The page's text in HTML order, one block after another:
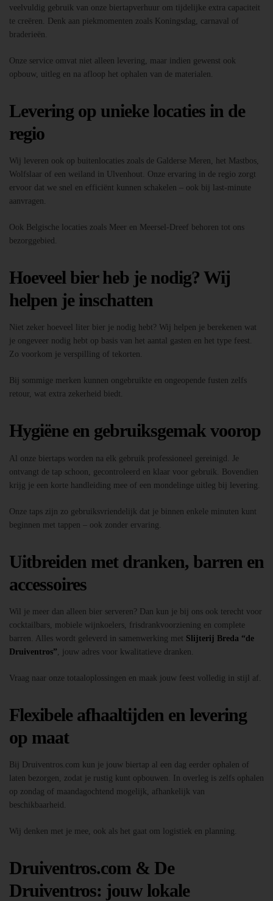
veelvuldig gebruik van onze biertapverhuur om tijdelijke extra capaciteit
te creëren. Denk aan piekmomenten zoals Koningsdag, carnaval of
braderieën.
Onze service omvat niet alleen levering, maar indien gewenst ook
opbouw, uitleg en na afloop het ophalen van de materialen.
Levering op unieke locaties in de
regio
Wij leveren ook op buitenlocaties zoals de Galderse Meren, het Mastbos,
Wolfslaar of een weiland in Ulvenhout. Onze ervaring in de regio zorgt
ervoor dat we snel en efficiënt kunnen schakelen – ook bij last-minute
aanvragen.
Ook Belgische locaties zoals Meer en Meersel-Dreef behoren tot ons
bezorggebied.
Hoeveel bier heb je nodig? Wij
helpen je inschatten
Niet zeker hoeveel liter bier je nodig hebt? Wij helpen je berekenen wat
je ongeveer nodig hebt op basis van het aantal gasten en het type feest.
Zo voorkom je verspilling of tekorten.
Bij sommige merken kunnen ongebruikte en ongeopende fusten zelfs
retour, wat extra zekerheid biedt.
Hygiëne en gebruiksgemak voorop
Al onze biertaps worden na elk gebruik professioneel gereinigd. Je
ontvangt de tap schoon, gecontroleerd en klaar voor gebruik. Bovendien
krijg je een korte handleiding mee of een mondelinge uitleg bij levering.
Onze taps zijn zo gebruiksvriendelijk dat je binnen enkele minuten kunt
beginnen met tappen – ook zonder ervaring.
Uitbreiden met dranken, barren en
accessoires
Wil je meer dan alleen bier serveren? Dan kun je bij ons ook terecht voor
cocktailbars, mobiele wijnkoelers, frisdrankvoorziening en complete
barren. Alles wordt geleverd in samenwerking met Slijterij Breda “de
Druiventros” , jouw adres voor kwalitatieve dranken.
Vraag naar onze totaaloplossingen en maak jouw feest volledig in stijl af.
Flexibele afhaaltijden en levering
op maat
Bij Druiventros.com kun je jouw biertap al een dag eerder ophalen of
laten bezorgen, zodat je rustig kunt opbouwen. In overleg is zelfs ophalen
op zondag of maandagochtend mogelijk, afhankelijk van
beschikbaarheid.
Wij denken met je mee, ook als het gaat om logistiek en planning.
Druiventros.com & De
Druiventros: jouw lokale